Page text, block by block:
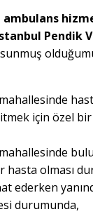
ambulans
Pendik
için özel bir
hasta olması
ederken
durumunda,